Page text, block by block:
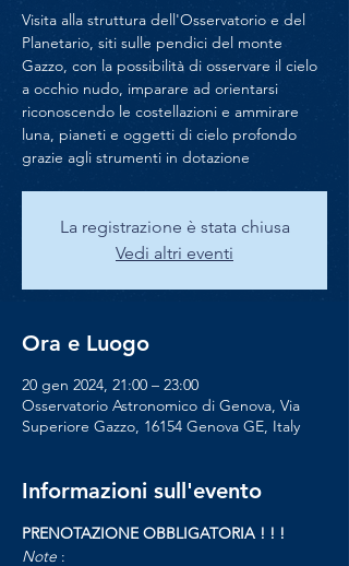
Visita alla struttura dell'Osservatorio e del
Planetario, siti sulle pendici del monte
Gazzo, con la possibilità di osservare il cielo
a occhio nudo, imparare ad orientarsi
riconoscendo le costellazioni e ammirare
luna, pianeti e oggetti di cielo profondo
grazie agli strumenti in dotazione
La registrazione è stata chiusa
Vedi altri eventi
Ora e Luogo
20 gen 2024, 21:00 – 23:00
Osservatorio Astronomico di Genova, Via
Superiore Gazzo, 16154 Genova GE, Italy
Informazioni sull'evento
PRENOTAZIONE OBBLIGATORIA ! ! !
Note :